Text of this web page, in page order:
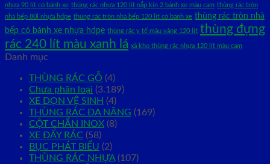
nhựa 90 lít có bánh xe thùng rác nhựa 120 lít nắp kín 2 bánh xe màu cam thùng rác tròn
nhà bếp 80l nhựa hdpe thùng rác tròn nhà bếp 120 lít có bánh xe thùng rác tròn nhà
bếp có bánh xe nhựa hdpe thùng rác y tế màu vàng 120 lít thùng đựng
rác 240 lít màu xanh lá xả kho thùng rác nhựa 120 lít màu cam
Danh mục
THÙNG RÁC GỖ (4)
Chưa phân loại (3.189)
XE DỌN VỆ SINH (4)
THÙNG RÁC ĐA NĂNG (169)
CỘT CHẮN INOX (8)
XE ĐẨY RÁC (58)
BỤC PHÁT BIỂU (2)
THÙNG RÁC NHỰA (107)